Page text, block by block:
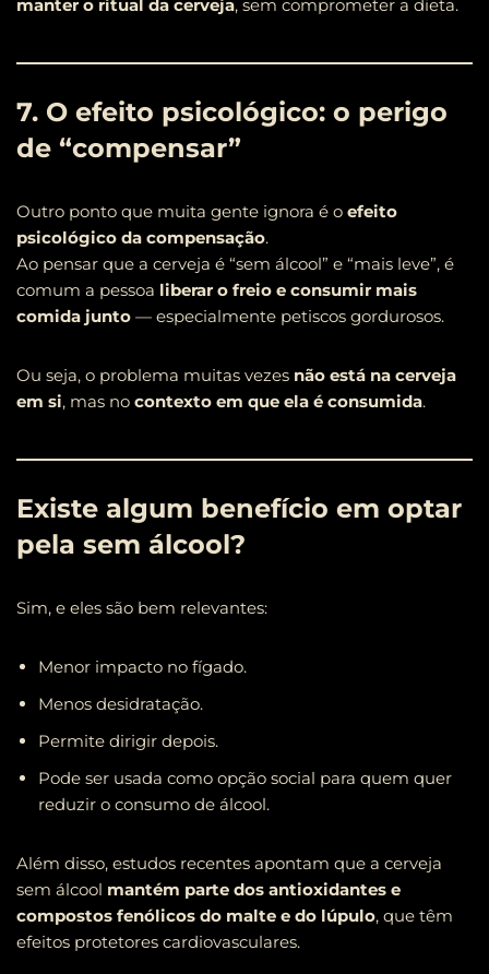
manter o ritual da cerveja, sem comprometer a dieta.
7. O efeito psicológico: o perigo
de “compensar”
Outro ponto que muita gente ignora é o efeito
psicológico da compensação.
Ao pensar que a cerveja é “sem álcool” e “mais leve”, é
comum a pessoa liberar o freio e consumir mais
comida junto — especialmente petiscos gordurosos.
Ou seja, o problema muitas vezes não está na cerveja
em si, mas no contexto em que ela é consumida.
Existe algum benefício em optar
pela sem álcool?
Sim, e eles são bem relevantes:
Menor impacto no fígado.
Menos desidratação.
Permite dirigir depois.
Pode ser usada como opção social para quem quer
reduzir o consumo de álcool.
Além disso, estudos recentes apontam que a cerveja
sem álcool mantém parte dos antioxidantes e
compostos fenólicos do malte e do lúpulo, que têm
efeitos protetores cardiovasculares.